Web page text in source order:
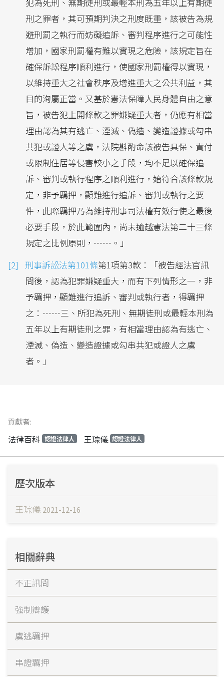
刑之罪者，其可預期判決之刑度既重，該被告為規
避刑罰之執行而妨礙追訴、審判程序進行之可能性
增加，國家刑罰權有難以實現之危險，該規定旨在
確保訴訟程序順利進行，使國家刑罰權得以實現，
以維持重大之社會秩序及增進重大之公共利益，其
目的洵屬正當。又基於憲法保障人民身體自由之意
旨，被告犯上開條款之罪嫌疑重大者，仍應有相當
理由認為其有逃亡、湮滅、偽造、變造證據或勾串
共犯或證人等之虞，法院斟酌命該被告具保、責付
或限制住居等侵害較小之手段，均不足以確保追
訴、審判或執行程序之順利進行，始符合該條款規
定，非予羈押，顯難進行追訴、審判或執行之要
件，此際羈押乃為維持刑事司法權有效行使之最後
必要手段，於此範圍內，尚未逾越憲法第二十三條
規定之比例原則，……。」
刑事訴訟法第101條第1項第3款：「被告經法官訊
問後，認為犯罪嫌疑重大，而有下列情形之一，非
予羈押，顯難進行追訴、審判或執行者，得羈押
之：……三、所犯為死刑、無期徒刑或最輕本刑為
五年以上有期徒刑之罪，有相當理由認為有逃亡、
湮滅、偽造、變造證據或勾串共犯或證人之虞
者。」
貢獻者:
法律百科 認證法律人 王琮儀 認證法律人
歷次版本
王琮儀 2021-12-16
相關辭典
不正訊問
強制辯護
虞逃羈押
串證羈押